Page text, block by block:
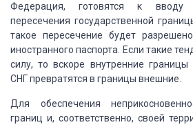
Федерация, готовятся к вводу
пересечения государственной
такое пересечение будет
иностранного паспорта.
Если такие
силу, то вскоре внутренние
СНГ превратятся в границы внешние.
Для обеспечения
границ и, соответственно, своей